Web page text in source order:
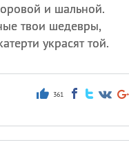
и шальной.
твои шедевры,
украсят той.
361